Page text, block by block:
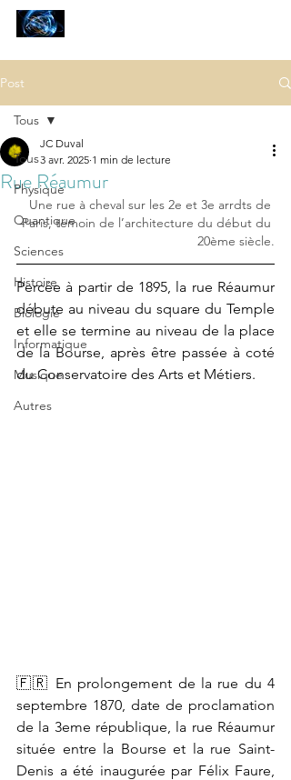
Post
Tous
Physique
Quantique
Sciences
Histoire
Biologie
Informatique
Musique
Autres
Tous
Rue Réaumur
JC Duval
3 avr. 2025 1 min de lecture
Une rue à cheval sur les 2e et 3e arrdts de
Paris, témoin de l’architecture du début du
20ème siècle.
Percée à partir de 1895, la rue Réaumur
débute au niveau du square du Temple
et elle se termine au niveau de la place
de la Bourse, après être passée à coté
du Conservatoire des Arts et Métiers.
🇫🇷 En prolongement de la rue du 4
septembre 1870, date de proclamation
de la 3eme république, la rue Réaumur
située entre la Bourse et la rue Saint-
Denis a été inaugurée par Félix Faure,